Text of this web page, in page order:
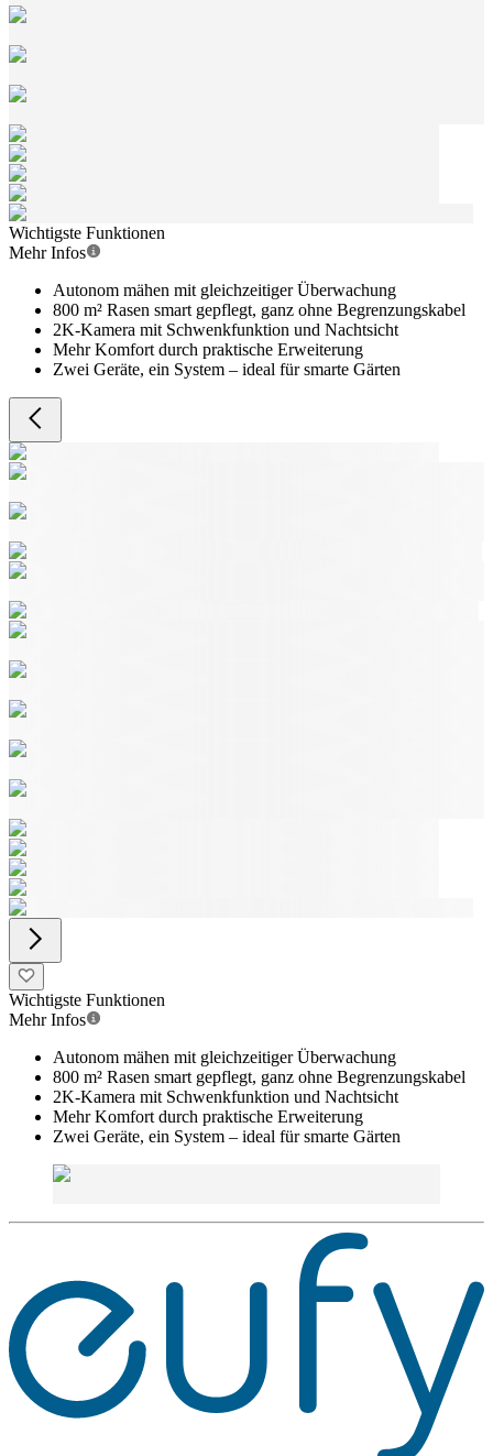
Wichtigste Funktionen
Mehr Infos
Autonom mähen mit gleichzeitiger Überwachung
800 m² Rasen smart gepflegt, ganz ohne Begrenzungskabel
2K-Kamera mit Schwenkfunktion und Nachtsicht
Mehr Komfort durch praktische Erweiterung
Zwei Geräte, ein System – ideal für smarte Gärten
Wichtigste Funktionen
Mehr Infos
Autonom mähen mit gleichzeitiger Überwachung
800 m² Rasen smart gepflegt, ganz ohne Begrenzungskabel
2K-Kamera mit Schwenkfunktion und Nachtsicht
Mehr Komfort durch praktische Erweiterung
Zwei Geräte, ein System – ideal für smarte Gärten